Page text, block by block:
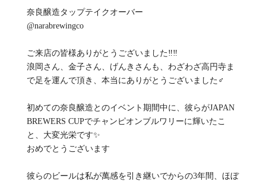
奈良醸造タップテイクオーバー
@narabrewingco
ご来店の皆様ありがとうございました‼️‼️
浪岡さん、金子さん、げんきさんも、わざわざ高円寺ま
で足を運んで頂き、本当にありがとうございました‍♂️
初めての奈良醸造とのイベント期間中に、彼らがJAPAN
BREWERS CUPでチャンピオンブルワリーに輝いたこ
と、大変光栄です✨
おめでとうございます
彼らのビールは私が萬感を引き継いでからの3年間、ほぼ